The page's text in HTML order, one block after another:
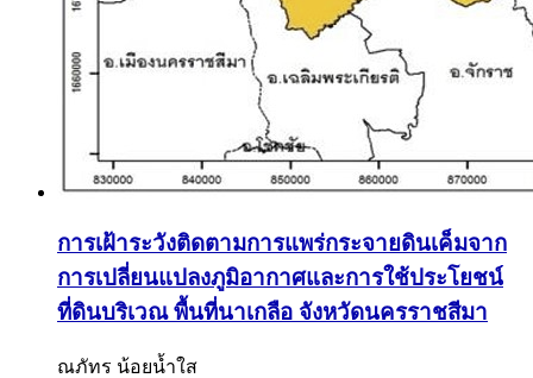
การเฝ้าระวังติดตามการแพร่กระจายดินเค็มจาก
การเปลี่ยนแปลงภูมิอากาศและการใช้ประโยชน์
ที่ดินบริเวณ พื้นที่นาเกลือ จังหวัดนครราชสีมา
ณภัทร น้อยน้ำใส